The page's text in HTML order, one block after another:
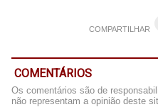
COMPARTILHAR
COMENTÁRIOS
Os comentários são de
não representam a opinião deste